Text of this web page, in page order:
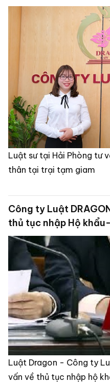
Luật sư tại Hải Phòng tư
thân tại trại tạm giam
Công ty Luật
thủ tục nhập Hộ
Luật Dragon - Công ty
vấn về thủ tục nhập hộ